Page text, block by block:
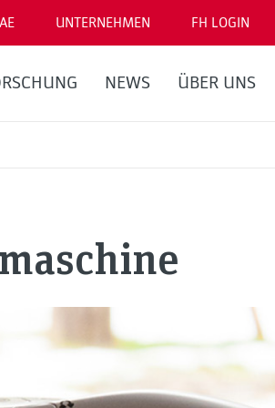
UNTERNEHMEN FH LOGIN
NEWS ÜBER UNS